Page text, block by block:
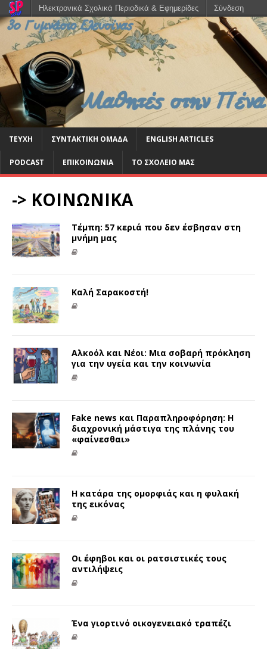
ΤΕΥΧΗ ΣΥΝΤΑΚΤΙΚΗ ΟΜΑΔΑ ENGLISH ARTICLES
PODCAST ΕΠΙΚΟΙΝΩΝΙΑ ΤΟ ΣΧΟΛΕΙΟ ΜΑΣ
-> ΚΟΙΝΩΝΙΚΑ
Τέμπη: 57 κεριά που δεν έσβησαν στη
μνήμη μας
Καλή Σαρακοστή!
Αλκοόλ και Νέοι: Μια σοβαρή πρόκληση
για την υγεία και την κοινωνία
Fake news και Παραπληροφόρηση: Η
διαχρονική μάστιγα της πλάνης του
«φαίνεσθαι»
Η κατάρα της ομορφιάς και η φυλακή
της εικόνας
Οι έφηβοι και οι ρατσιστικές τους
αντιλήψεις
Ένα γιορτινό οικογενειακό τραπέζι
Ηλεκτρονικά Σχολικά Περιοδικά & Εφημερίδες Σύνδεση